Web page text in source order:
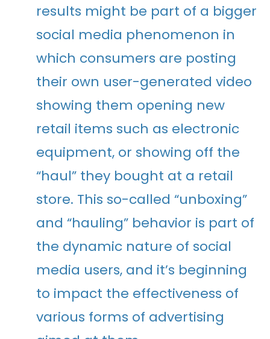
results might be part of a bigger
social media phenomenon in
which consumers are posting
their own user-generated video
showing them opening new
retail items such as electronic
equipment, or showing off the
“haul” they bought at a retail
store. This so-called “unboxing”
and “hauling” behavior is part of
the dynamic nature of social
media users, and it’s beginning
to impact the effectiveness of
various forms of advertising